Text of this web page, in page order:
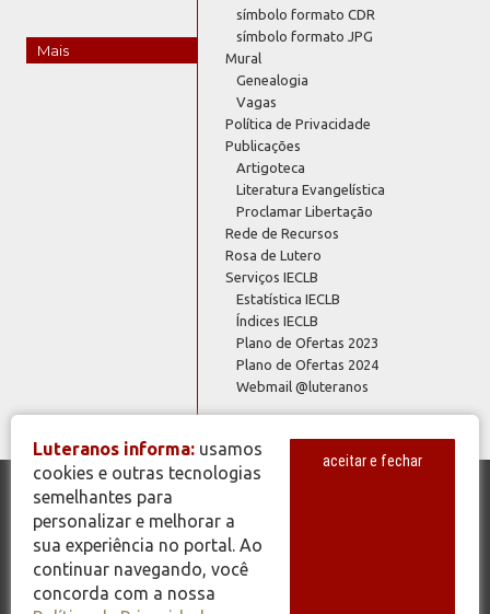
Mais
símbolo formato CDR
símbolo formato JPG
Mural
Genealogia
Vagas
Política de Privacidade
Publicações
Artigoteca
Literatura Evangelística
Proclamar Libertação
Rede de Recursos
Rosa de Lutero
Serviços IECLB
Estatística IECLB
Índices IECLB
Plano de Ofertas 2023
Plano de Ofertas 2024
Webmail @luteranos
© Copyright 2026 - Todos os Direitos Reservados - IECLB - Igreja
Evangélica de Confissão Luterana no Brasil - Portal Luteranos -
www.luteranos.com.br
Luteranos informa: usamos
cookies e outras tecnologias
semelhantes para
personalizar e melhorar a
sua experiência no portal. Ao
continuar navegando, você
concorda com a nossa
aceitar e fechar